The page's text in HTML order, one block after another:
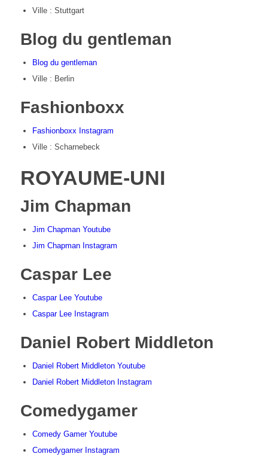
Ville : Stuttgart
Blog du gentleman
Blog du gentleman
Ville : Berlin
Fashionboxx
Fashionboxx Instagram
Ville : Scharnebeck
ROYAUME-UNI
Jim Chapman
Jim Chapman Youtube
Jim Chapman Instagram
Caspar Lee
Caspar Lee Youtube
Caspar Lee Instagram
Daniel Robert Middleton
Daniel Robert Middleton Youtube
Daniel Robert Middleton Instagram
Comedygamer
Comedy Gamer Youtube
Comedygamer Instagram